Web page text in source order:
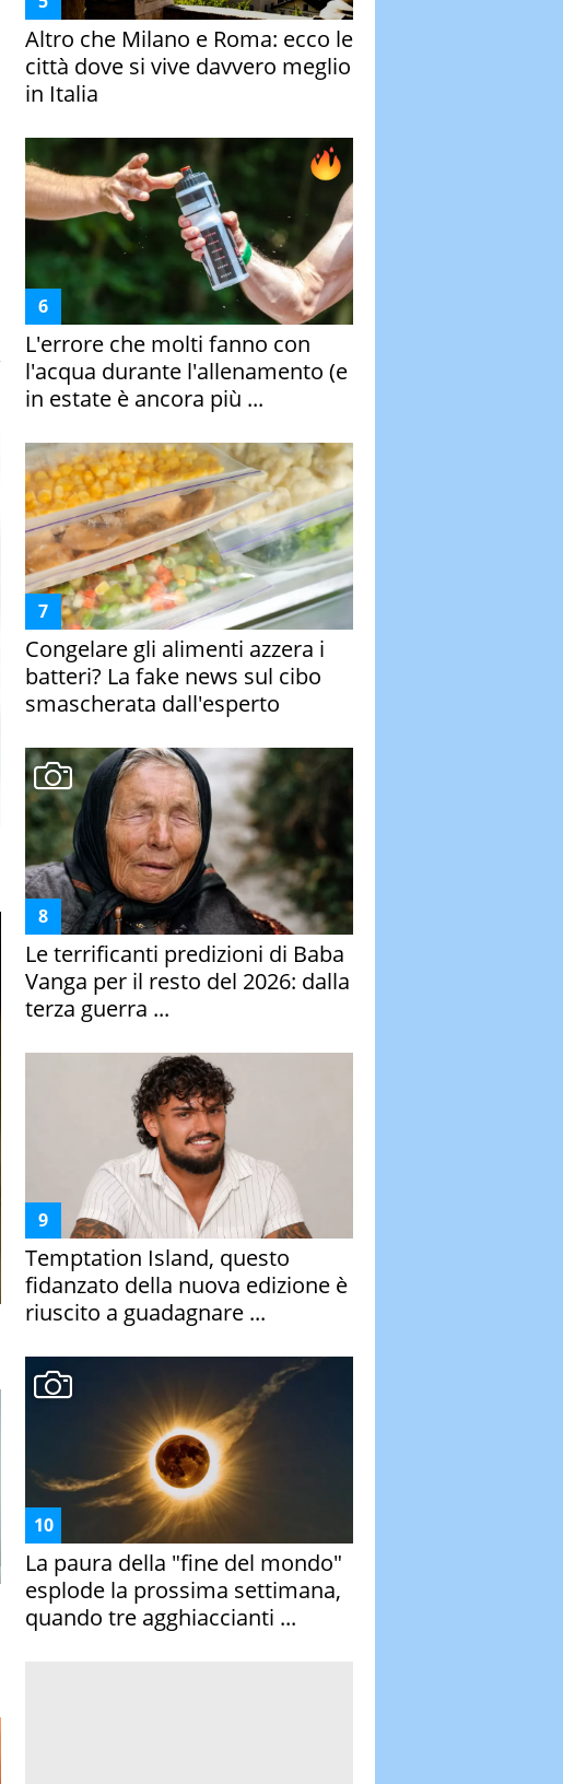
Altro che Milano e Roma: ecco le
città dove si vive davvero meglio
in Italia
L'errore che molti fanno con
l'acqua durante l'allenamento (e
in estate è ancora più ...
Congelare gli alimenti azzera i
batteri? La fake news sul cibo
smascherata dall'esperto
Le terrificanti predizioni di Baba
Vanga per il resto del 2026: dalla
terza guerra ...
Temptation Island, questo
fidanzato della nuova edizione è
riuscito a guadagnare ...
La paura della "fine del mondo"
esplode la prossima settimana,
quando tre agghiaccianti ...